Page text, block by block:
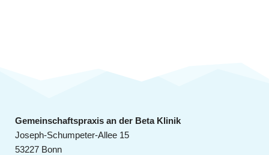
Gemeinschaftspraxis an der Beta Klinik
Joseph-Schumpeter-Allee 15
53227 Bonn